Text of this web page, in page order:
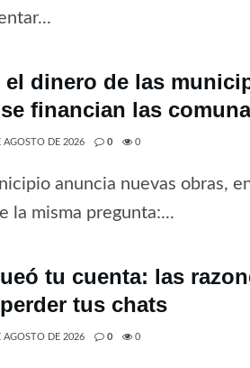
el dinero de las
financian las
AGOSTO DE 2026 0 0
anuncia nuevas obras,
la misma pregunta:...
tu cuenta: las
tus chats
AGOSTO DE 2026 0 0